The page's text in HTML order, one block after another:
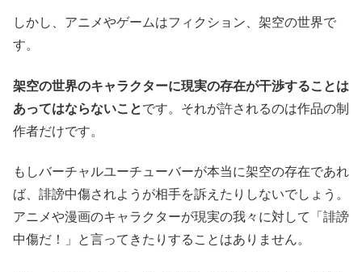
しかし、アニメやゲームはフィクション、架空の世界で
す。
架空の世界のキャラクターに現実の存在が干渉することは
あってはならないことです。それが許されるのは作品の制
作者だけです。
もしバーチャルユーチューバーが本当に架空の存在であれ
ば、誹謗中傷されようが相手を訴えたりしないでしょう。
アニメや漫画のキャラクターが現実の我々に対して「誹謗
中傷だ！」と言ってきたりすることはありません。